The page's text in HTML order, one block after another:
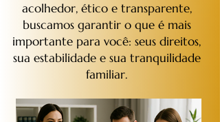
acolhedor, ético e transparente,
buscamos garantir o que é mais
importante para você: seus direitos,
sua estabilidade e sua tranquilidade
familiar.